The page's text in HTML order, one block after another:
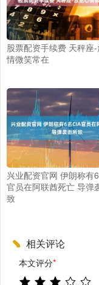
股票配资手续费 天秤座
情微笑常在
兴业配资官网 伊朗称有
官员在阿联酋死亡 导弹
致
相关评论
本文评分*